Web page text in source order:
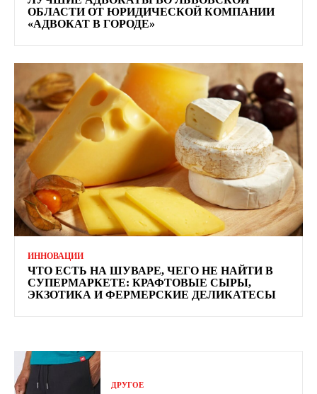
ОБЛАСТИ ОТ ЮРИДИЧЕСКОЙ КОМПАНИИ
«АДВОКАТ В ГОРОДЕ»
ИННОВАЦИИ
ЧТО ЕСТЬ НА ШУВАРЕ, ЧЕГО НЕ НАЙТИ В
СУПЕРМАРКЕТЕ: КРАФТОВЫЕ СЫРЫ,
ЭКЗОТИКА И ФЕРМЕРСКИЕ ДЕЛИКАТЕСЫ
ДРУГОЕ